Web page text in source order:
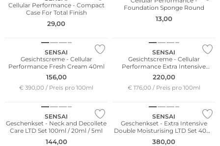
Cellular Performance - Compact
Case For Total Finish
29,00
Foundation Sponge Round
13,00
SENSAI
Gesichtscreme - Cellular
Performance Fresh Cream 40ml
156,00
€ 390,00 / Preis pro 100ml
SENSAI
Gesichtscreme - Cellular
Performance Extra Intensive
Lotion 125ml
220,00
€ 176,00 / Preis pro 100ml
SENSAI
Geschenkset - Neck and Decollete
Care LTD Set 100ml / 20ml / 5ml
144,00
SENSAI
Geschenkset - Extra Intensive
Double Moisturising LTD Set 40ml
/ 20ml
380,00